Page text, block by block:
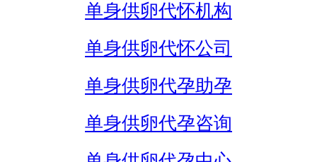
单身供卵代怀机构
单身供卵代怀公司
单身供卵代孕助孕
单身供卵代孕咨询